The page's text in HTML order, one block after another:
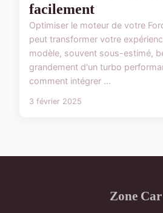
facilement
Optimiser le moteur de votre
peut transformer votre
modèle, souvent sous-estimé,
grandement d'un turbo
comment intégrer ...
3 février 2025
Zone Car